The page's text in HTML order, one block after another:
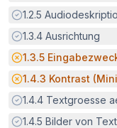
Erfüllt:
1.2.5
Erfüllt:
1.3.4 Ausrichtung
Potenzielle
1.3.5
Potenzielle
1.4.3 Kontrast
Erfüllt:
1.4.4 Textgroesse
Erfüllt:
1.4.5 Bilder von Text